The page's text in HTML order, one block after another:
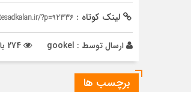
لینک کوتاه : ?p=92336
ارسال توسط : gookel
برچسب ها